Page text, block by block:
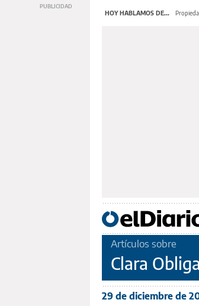
HOY HABLAMOS DE...
Artículos sobre
Clara
29 de diciembre de